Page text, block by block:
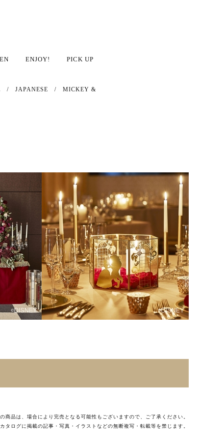
ENJOY! PICK UP
/ JAPANESE / MICKEY &
商品は、場合により完売となる可能性もございますので、ご了承ください。
タログに掲載の記事・写真・イラストなどの無断複写・転載等を禁じます。